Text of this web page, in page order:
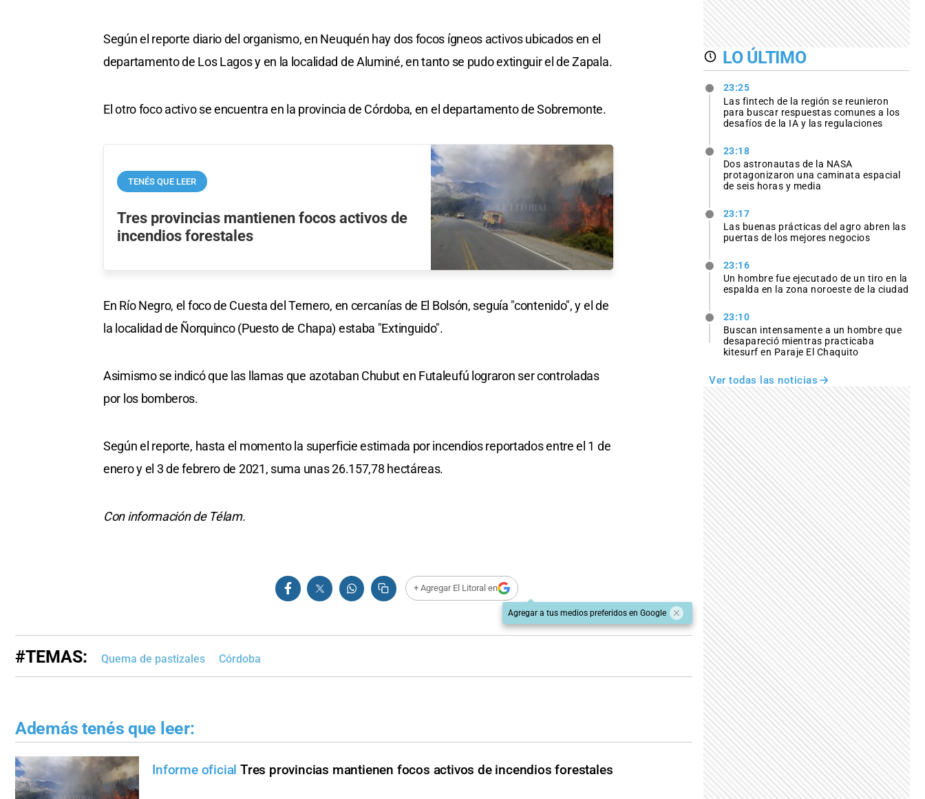
Según el reporte diario del organismo, en Neuquén hay dos focos ígneos activos ubicados en el
departamento de Los Lagos y en la localidad de Aluminé, en tanto se pudo extinguir el de Zapala.
El otro foco activo se encuentra en la provincia de Córdoba, en el departamento de Sobremonte.
TENÉS QUE LEER
Tres provincias mantienen focos activos de
incendios forestales
En Río Negro, el foco de Cuesta del Ternero, en cercanías de El Bolsón, seguía "contenido", y el de
la localidad de Ñorquinco (Puesto de Chapa) estaba "Extinguido".
Asimismo se indicó que las llamas que azotaban Chubut en Futaleufú lograron ser controladas
por los bomberos.
Según el reporte, hasta el momento la superficie estimada por incendios reportados entre el 1 de
enero y el 3 de febrero de 2021, suma unas 26.157,78 hectáreas.
Con información de Télam.
+ Agregar El Litoral en
Agregar a tus medios preferidos en Google
#TEMAS: Quema de pastizales Córdoba
Además tenés que leer:
Informe oficial Tres provincias mantienen focos activos de incendios forestales
LO ÚLTIMO
23:25
Las fintech de la región se reunieron
para buscar respuestas comunes a los
desafíos de la IA y las regulaciones
23:18
Dos astronautas de la NASA
protagonizaron una caminata espacial
de seis horas y media
23:17
Las buenas prácticas del agro abren las
puertas de los mejores negocios
23:16
Un hombre fue ejecutado de un tiro en la
espalda en la zona noroeste de la ciudad
23:10
Buscan intensamente a un hombre que
desapareció mientras practicaba
kitesurf en Paraje El Chaquito
Ver todas las noticias